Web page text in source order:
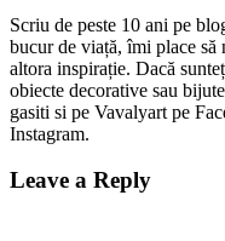
Scriu de peste 10 ani pe
bucur de viață, îmi place să
altora inspirație. Dacă
obiecte decorative sau
gasiti si pe Vavalyart pe
Instagram.
Leave a Reply